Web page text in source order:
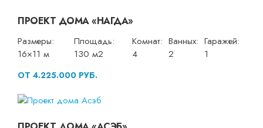
ПРОЕКТ ДОМА «НАГДА»
Размеры:
16×11 м
Площадь:
130 м2
Комнат:
4
Ванных:
2
Гаражей:
1
ОТ 4.225.000 РУБ.